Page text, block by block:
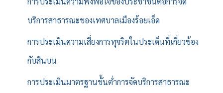
บริการสาธารณะของเทศบาลเมืองร้อยเอ็ด
การประเมินความเสี่ยงการทุจริตในประเด็นที่เกี่ยวข้อง
กับสินบน
การประเมินมาตรฐานขั้นต่ำการจัดบริการสาธารณะ